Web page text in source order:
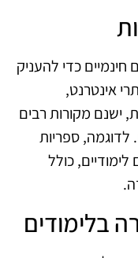
חינמיים כדי להעניק
אינטרנט,
ישנם מקורות רבים
לדוגמה, ספריות
כולל
בלימודים